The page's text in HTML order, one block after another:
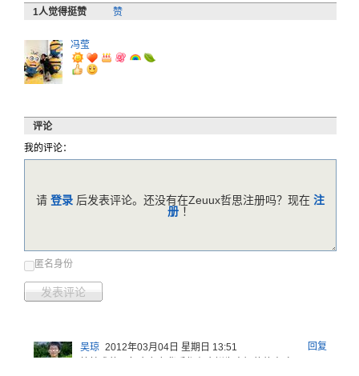
1人觉得挺赞 赞
冯莹
评论
我的评论：
匿名身份
发表评论
请 登录 后发表评论。还没有在Zeuux哲思注册吗？现在 注
册 ！
回复
吴琼 2012年03月04日 星期日 13:51